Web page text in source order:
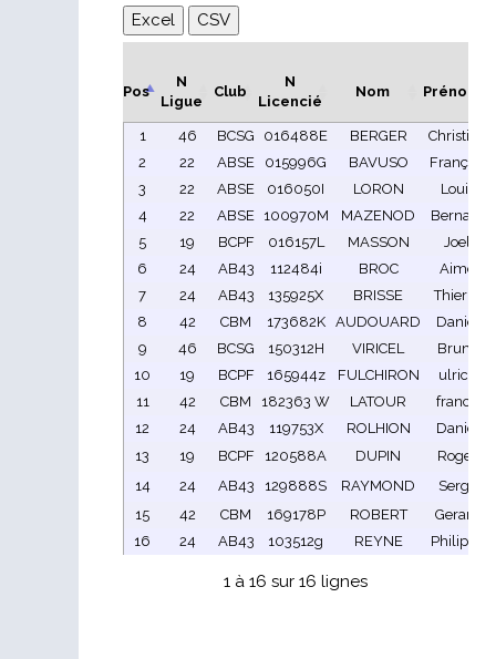
Excel CSV
Pos
N
Ligue
Club
N
Licencié
Nom Prénom
1 46 BCSG 016488E BERGER
Christian
2
22 ABSE 015996G BAVUSO
François
3
22 ABSE 016050I LORON
Louis
4
22 ABSE 100970M MAZENOD
Bernard
5
19 BCPF 016157L MASSON
Joel
6
24 AB43 112484i BROC
Aimé
7
24 AB43 135925X BRISSE
Thierry
8
42 CBM 173682K AUDOUARD
Daniel
9
46 BCSG 150312H VIRICEL
Bruno
10
19 BCPF 165944z FULCHIRON
ulrich
11
42 CBM 182363 W LATOUR
franck
12
24 AB43 119753X ROLHION
Daniel
13
19 BCPF 120588A DUPIN
Roger
14
24 AB43 129888S RAYMOND
Serge
15
42 CBM 169178P ROBERT
Gerard
16
24 AB43 103512g REYNE Philippe
1 à 16 sur 16 lignes